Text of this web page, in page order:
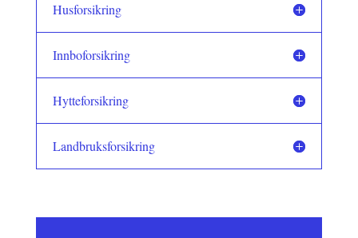
Husforsikring
Innboforsikring
Hytteforsikring
Landbruksforsikring